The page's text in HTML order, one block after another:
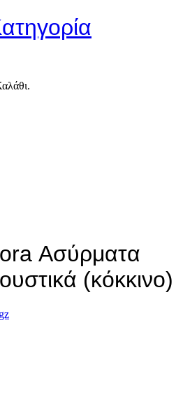
Ασύρματα
(κόκκινο)